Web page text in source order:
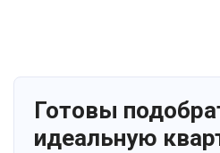
Готовы
идеальную